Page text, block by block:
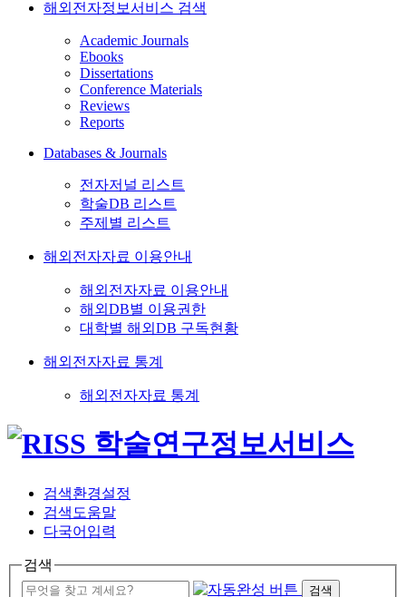
해외전자정보서비스 검색
Academic Journals
Ebooks
Dissertations
Conference Materials
Reviews
Reports
Databases & Journals
전자저널 리스트
학술DB 리스트
주제별 리스트
해외전자자료 이용안내
해외전자자료 이용안내
해외DB별 이용권한
대학별 해외DB 구독현황
해외전자자료 통계
해외전자자료 통계
검색환경설정
검색도움말
다국어입력
검색
검색